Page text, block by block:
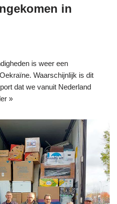
in
is weer een
Waarschijnlijk is dit
dat we vanuit Nederland
»